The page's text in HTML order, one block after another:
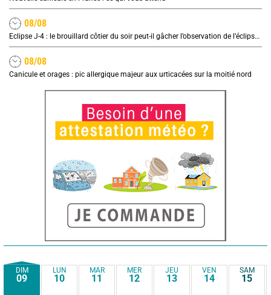
08/08
Eclipse J-4 : le brouillard côtier du soir peut-il gâcher l’observation de l’éclipse à la plage ?
08/08
Canicule et orages : pic allergique majeur aux urticacées sur la moitié nord
DIM
09
LUN
10
MAR
11
MER
12
JEU
13
VEN
14
SAM
15